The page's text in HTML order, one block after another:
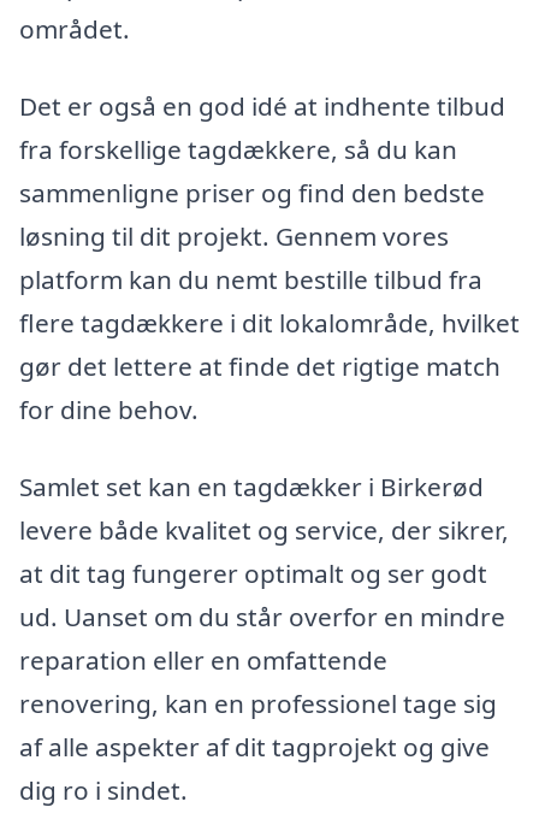
området.
Det er også en god idé at indhente tilbud
fra forskellige tagdækkere, så du kan
sammenligne priser og find den bedste
løsning til dit projekt. Gennem vores
platform kan du nemt bestille tilbud fra
flere tagdækkere i dit lokalområde, hvilket
gør det lettere at finde det rigtige match
for dine behov.
Samlet set kan en tagdækker i Birkerød
levere både kvalitet og service, der sikrer,
at dit tag fungerer optimalt og ser godt
ud. Uanset om du står overfor en mindre
reparation eller en omfattende
renovering, kan en professionel tage sig
af alle aspekter af dit tagprojekt og give
dig ro i sindet.